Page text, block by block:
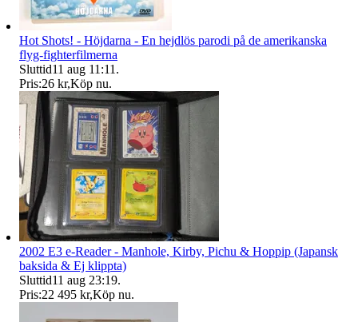
Hot Shots! - Höjdarna - En hejdlös parodi på de amerikanska
flyg-fighterfilmerna
Sluttid11 aug 11:11 .
Pris:26 kr,Köp nu.
2002 E3 e-Reader - Manhole, Kirby, Pichu & Hoppip (Japansk
baksida & Ej klippta)
Sluttid11 aug 23:19.
Pris:22 495 kr,Köp nu.